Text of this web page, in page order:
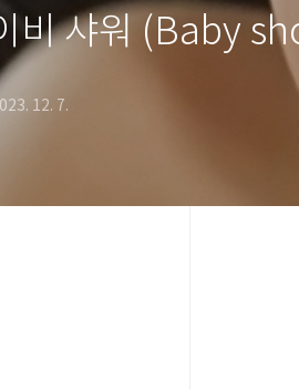
비 샤워 (Baby
12. 7.